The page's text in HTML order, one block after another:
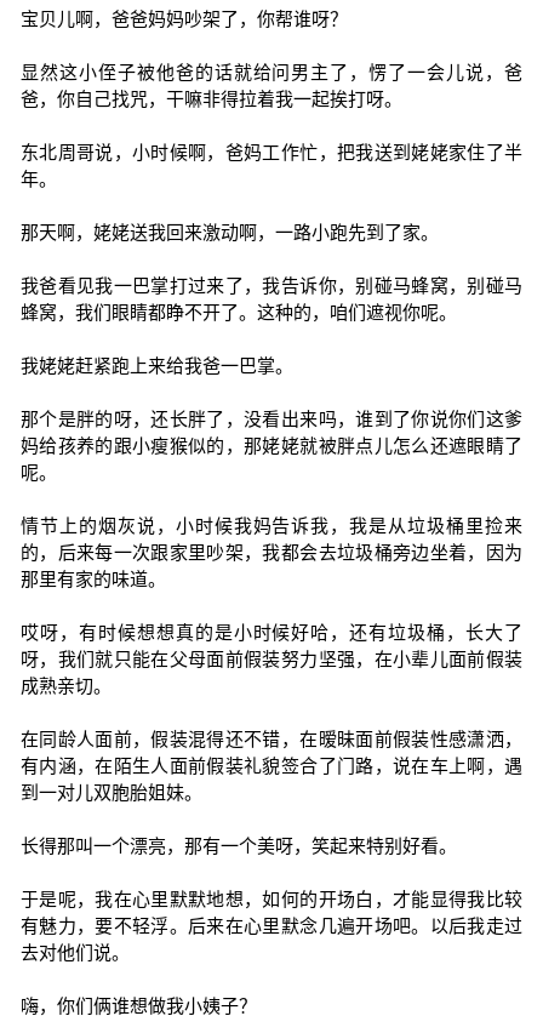
宝贝儿啊，爸爸妈妈吵架了，你帮谁呀？
显然这小侄子被他爸的话就给问男主了，愣了一会儿说，爸
爸，你自己找咒，干嘛非得拉着我一起挨打呀。
东北周哥说，小时候啊，爸妈工作忙，把我送到姥姥家住了半
年。
那天啊，姥姥送我回来激动啊，一路小跑先到了家。
我爸看见我一巴掌打过来了，我告诉你，别碰马蜂窝，别碰马
蜂窝，我们眼睛都睁不开了。这种的，咱们遮视你呢。
我姥姥赶紧跑上来给我爸一巴掌。
那个是胖的呀，还长胖了，没看出来吗，谁到了你说你们这爹
妈给孩养的跟小瘦猴似的，那姥姥就被胖点儿怎么还遮眼睛了
呢。
情节上的烟灰说，小时候我妈告诉我，我是从垃圾桶里捡来
的，后来每一次跟家里吵架，我都会去垃圾桶旁边坐着，因为
那里有家的味道。
哎呀，有时候想想真的是小时候好哈，还有垃圾桶，长大了
呀，我们就只能在父母面前假装努力坚强，在小辈儿面前假装
成熟亲切。
在同龄人面前，假装混得还不错，在暧昧面前假装性感潇洒，
有内涵，在陌生人面前假装礼貌签合了门路，说在车上啊，遇
到一对儿双胞胎姐妹。
长得那叫一个漂亮，那有一个美呀，笑起来特别好看。
于是呢，我在心里默默地想，如何的开场白，才能显得我比较
有魅力，要不轻浮。后来在心里默念几遍开场吧。以后我走过
去对他们说。
嗨，你们俩谁想做我小姨子？